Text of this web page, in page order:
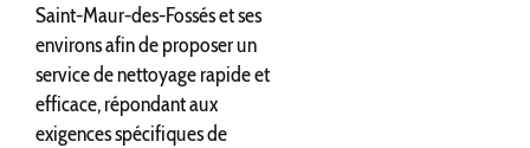
Saint-Maur-des-Fossés et ses
environs afin de proposer un
service de nettoyage rapide et
efficace, répondant aux
exigences spécifiques de